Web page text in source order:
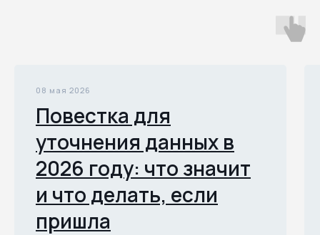
08 мая 2026
Повестка для
уточнения данных в
2026 году: что значит
и что делать, если
пришла